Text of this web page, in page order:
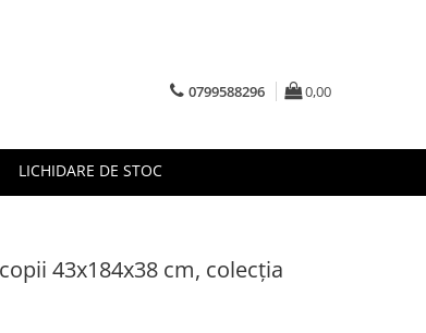
0799588296 0,00
LICHIDARE DE STOC
43x184x38 cm, colecția